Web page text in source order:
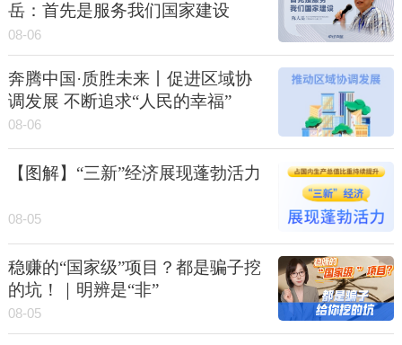
岳：首先是服务我们国家建设
08-06
奔腾中国·质胜未来丨促进区域协
调发展 不断追求“人民的幸福”
08-06
【图解】“三新”经济展现蓬勃活力
08-05
稳赚的“国家级”项目？都是骗子挖
的坑！｜明辨是“非”
08-05